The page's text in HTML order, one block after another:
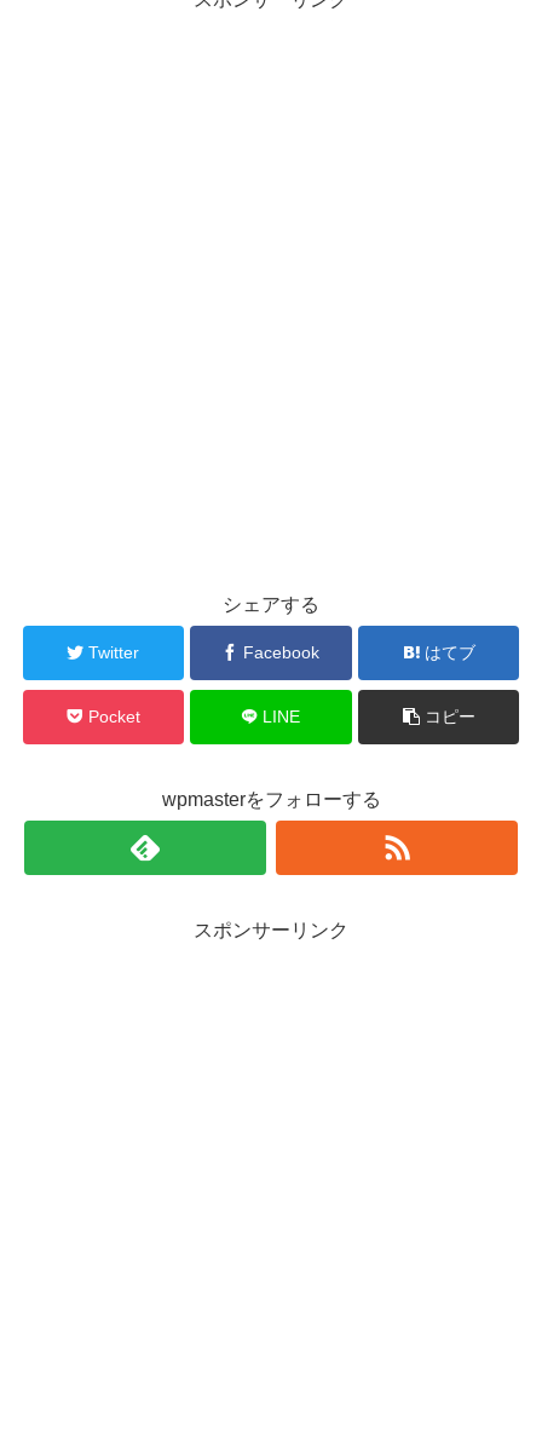
シェアする
Twitter Facebook はてブ
Pocket LINE コピー
wpmasterをフォローする
スポンサーリンク